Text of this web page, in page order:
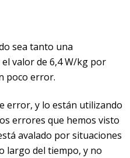
sea tanto una
valor de 6,4 W/kg por
poco error.
error, y lo están utilizando
errores que hemos visto
avalado por situaciones
largo del tiempo, y no